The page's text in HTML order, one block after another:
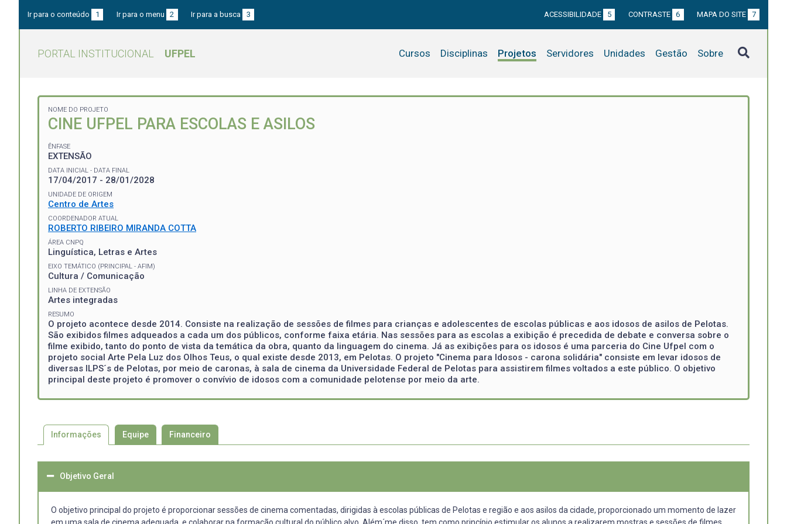
Ir para o conteúdo 1 Ir para o menu 2 Ir para a busca 3 ACESSIBILIDADE 5 CONTRASTE 6 MAPA DO SITE 7
PORTAL INSTITUCIONAL UFPEL Cursos Disciplinas Projetos Servidores Unidades Gestão Sobre
NOME DO PROJETO
CINE UFPEL PARA ESCOLAS E ASILOS
ÊNFASE
EXTENSÃO
DATA INICIAL - DATA FINAL
17/04/2017 - 28/01/2028
UNIDADE DE ORIGEM
Centro de Artes
COORDENADOR ATUAL
ROBERTO RIBEIRO MIRANDA COTTA
ÁREA CNPQ
Linguística, Letras e Artes
EIXO TEMÁTICO (PRINCIPAL - AFIM)
Cultura / Comunicação
LINHA DE EXTENSÃO
Artes integradas
RESUMO
O projeto acontece desde 2014. Consiste na realização de sessões de filmes para crianças e adolescentes de escolas públicas e aos idosos de asilos de Pelotas.
São exibidos filmes adqueados a cada um dos públicos, conforme faixa etária. Nas sessões para as escolas a exibição é precedida de debate e conversa sobre o
filme exibido, tanto do ponto de vista da temática da obra, quanto da linguagem do cinema. Já as exibições para os idosos é uma parceria do Cine Ufpel com o
projeto social Arte Pela Luz dos Olhos Teus, o qual existe desde 2013, em Pelotas. O projeto "Cinema para Idosos - carona solidária" consiste em levar idosos de
diversas ILPS´s de Pelotas, por meio de caronas, à sala de cinema da Universidade Federal de Pelotas para assistirem filmes voltados a este público. O objetivo
principal deste projeto é promover o convívio de idosos com a comunidade pelotense por meio da arte.
Informações Equipe Financeiro
Objetivo Geral
O objetivo principal do projeto é proporcionar sessões de cinema comentadas, dirigidas à escolas públicas de Pelotas e região e aos asilos da cidade, proporcionado um momento de lazer